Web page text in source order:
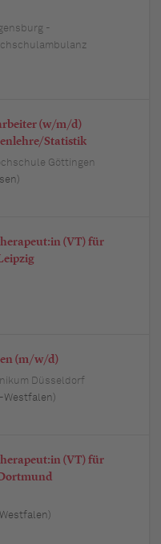
-
(w/m/d)
Statistik
Göttingen
(VT) für
(m/w/d)
Düsseldorf
Westfalen)
(VT) für